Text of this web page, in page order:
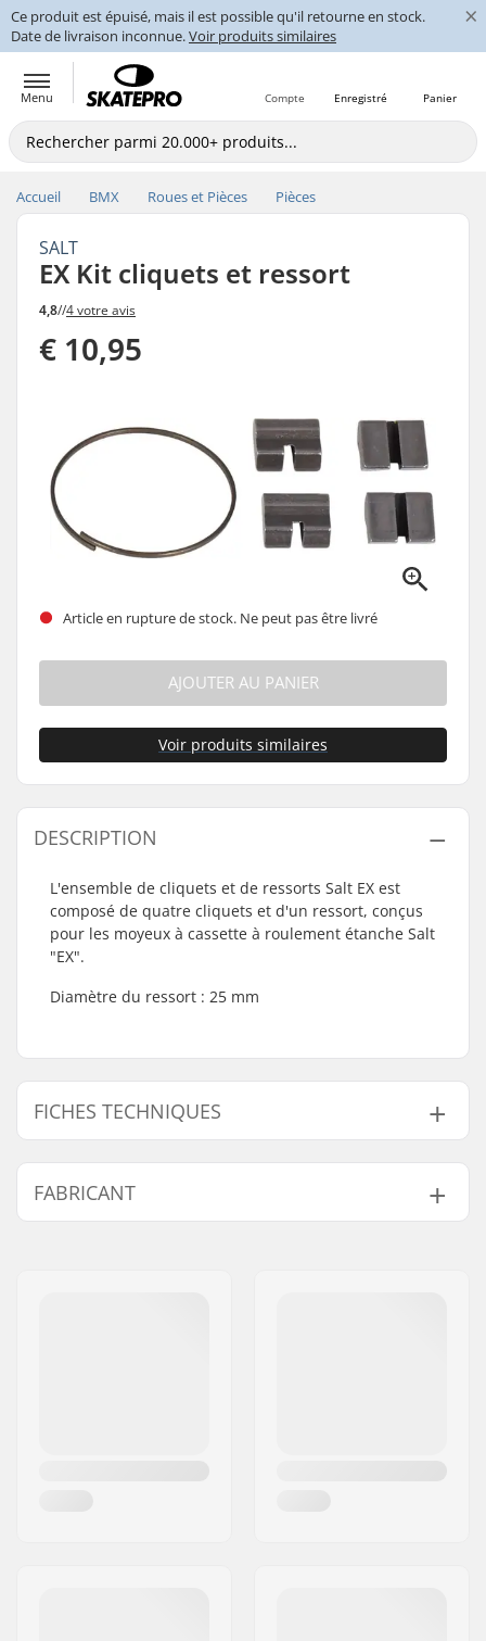
Ce produit est épuisé, mais il est possible qu'il retourne en stock.
Date de livraison inconnue.Voir produits similaires
×
Menu Panier
Enregistré
Compte
Accueil BMX Roues et Pièces Pièces
SALT
EX Kit cliquets et ressort
4,8//4 votre avis
€ 10,95
Article en rupture de stock. Ne peut pas être livré
AJOUTER AU PANIER
Voir produits similaires
DESCRIPTION
L'ensemble de cliquets et de ressorts Salt EX est
composé de quatre cliquets et d'un ressort, conçus
pour les moyeux à cassette à roulement étanche Salt
"EX".
Diamètre du ressort : 25 mm
FICHES TECHNIQUES
Moyeu:
Cassette, Roulements
Poids:
5g
FABRICANT